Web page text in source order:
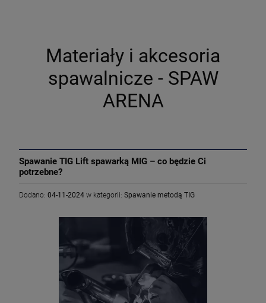
Spawanie TIG Lift spawarką MIG – co będzie Ci
potrzebne?
Dodano: 04-11-2024 w kategorii: Spawanie metodą TIG
Materiały i akcesoria
spawalnicze - SPAW
ARENA